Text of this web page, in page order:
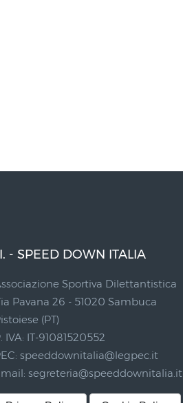
- SPEED DOWN ITALIA
Sportiva Dilettantistica
Pavana 26 - 51020 Sambuca
(PT)
IVA: IT-91081520552
speeddownitalia@legpec.it
segreteria@speeddownitalia.it